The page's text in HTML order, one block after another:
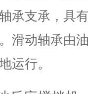
承支承，具
滑动轴承由
运行。